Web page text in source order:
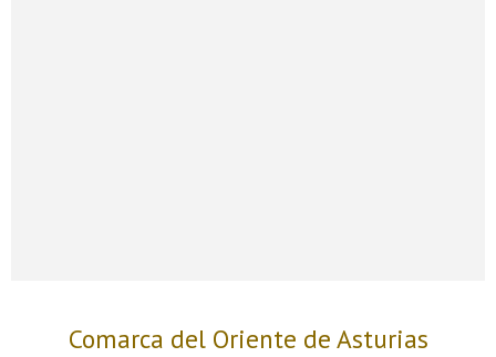
Comarca del Oriente de Asturias